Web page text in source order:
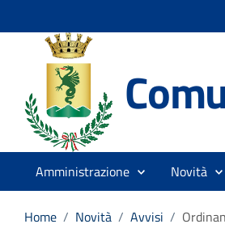
Amministrazione Novità
Home / Novità / Avvisi /